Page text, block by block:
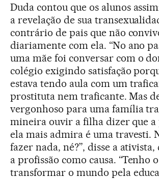
Duda contou que os alunos
a revelação de sua
contrário de pais que não
diariamente com ela. “No ano
uma mãe foi conversar com o
colégio exigindo satisfação
estava tendo aula com um
prostituta nem traficante. Mas
vergonhoso para uma família
mineira ouvir a filha dizer que a
ela mais admira é uma travesti.
fazer nada, né?”, disse a
a profissão como causa. “Tenho
transformar o mundo pela